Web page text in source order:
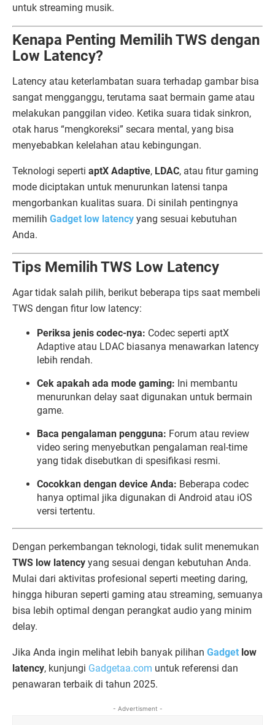
untuk streaming musik.
Kenapa Penting Memilih TWS dengan
Low Latency?
Latency atau keterlambatan suara terhadap gambar bisa
sangat mengganggu, terutama saat bermain game atau
melakukan panggilan video. Ketika suara tidak sinkron,
otak harus “mengkoreksi” secara mental, yang bisa
menyebabkan kelelahan atau kebingungan.
Teknologi seperti aptX Adaptive, LDAC, atau fitur gaming
mode diciptakan untuk menurunkan latensi tanpa
mengorbankan kualitas suara. Di sinilah pentingnya
memilih Gadget low latency yang sesuai kebutuhan
Anda.
Tips Memilih TWS Low Latency
Agar tidak salah pilih, berikut beberapa tips saat membeli
TWS dengan fitur low latency:
Periksa jenis codec-nya: Codec seperti aptX
Adaptive atau LDAC biasanya menawarkan latency
lebih rendah.
Cek apakah ada mode gaming: Ini membantu
menurunkan delay saat digunakan untuk bermain
game.
Baca pengalaman pengguna: Forum atau review
video sering menyebutkan pengalaman real-time
yang tidak disebutkan di spesifikasi resmi.
Cocokkan dengan device Anda: Beberapa codec
hanya optimal jika digunakan di Android atau iOS
versi tertentu.
Dengan perkembangan teknologi, tidak sulit menemukan
TWS low latency yang sesuai dengan kebutuhan Anda.
Mulai dari aktivitas profesional seperti meeting daring,
hingga hiburan seperti gaming atau streaming, semuanya
bisa lebih optimal dengan perangkat audio yang minim
delay.
Jika Anda ingin melihat lebih banyak pilihan Gadget low
latency, kunjungi Gadgetaa.com untuk referensi dan
penawaran terbaik di tahun 2025.
- Advertisment -